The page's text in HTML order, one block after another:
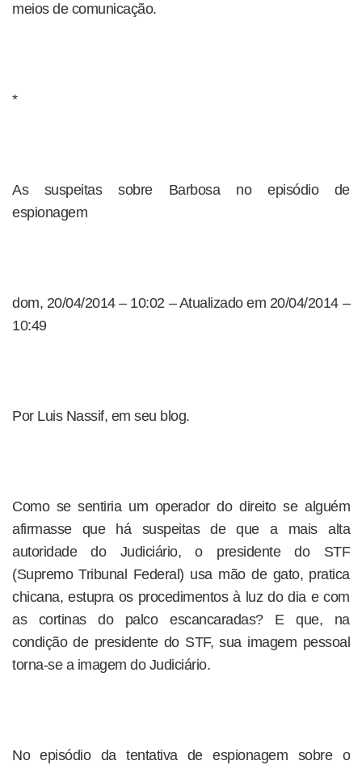
meios de comunicação.
*
As suspeitas sobre Barbosa no episódio de
espionagem
dom, 20/04/2014 – 10:02 – Atualizado em 20/04/2014 –
10:49
Por Luis Nassif, em seu blog.
Como se sentiria um operador do direito se alguém
afirmasse que há suspeitas de que a mais alta
autoridade do Judiciário, o presidente do STF
(Supremo Tribunal Federal) usa mão de gato, pratica
chicana, estupra os procedimentos à luz do dia e com
as cortinas do palco escancaradas? E que, na
condição de presidente do STF, sua imagem pessoal
torna-se a imagem do Judiciário.
No episódio da tentativa de espionagem sobre o